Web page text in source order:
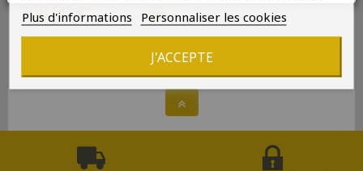
306,00 €
Affichage 1-1 de 1 article(s)
Plus d'informations Personnaliser les cookies
J'ACCEPTE